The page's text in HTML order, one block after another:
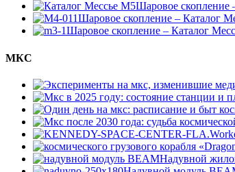
Шаровое скопление
Шаровое скопление – Каталог
Шаровое скопление – Каталог
МКС
Надувной